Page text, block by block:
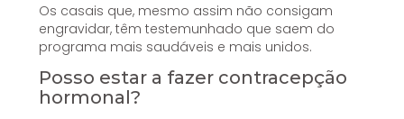
Os casais que, mesmo assim não consigam
engravidar, têm testemunhado que saem do
programa mais saudáveis e mais unidos.
Posso estar a fazer contracepção
hormonal?